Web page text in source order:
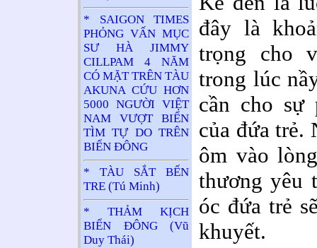
* SAIGON TIMES
PHỎNG VẤN MỤC
SƯ HÀ JIMMY
CILLPAM 4 NĂM
CÓ MẶT TRÊN TÀU
AKUNA CỨU HƠN
5000 NGƯỜI VIỆT
NAM VƯỢT BIỂN
TÌM TỰ DO TRÊN
BIỂN ĐÔNG
* TÀU SẮT BẾN
TRE (Tú Minh)
* THẢM KỊCH
BIỂN ĐÔNG (Vũ
Duy Thái)
đây là
trọng cho
trong lúc
cần cho sự
của đứa trẻ.
ôm vào
thương yêu
óc đứa trẻ
khuyết.